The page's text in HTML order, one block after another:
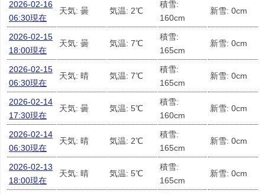
2026-02-16
06:30現在
天気: 曇 気温: 2℃
積雪:
160cm
新雪: 0cm
2026-02-15
18:00現在
天気: 曇 気温: 7℃
積雪:
165cm
新雪: 0cm
2026-02-15
06:30現在
天気: 晴 気温: 7℃
積雪:
165cm
新雪: 0cm
2026-02-14
17:30現在
天気: 曇 気温: 5℃
積雪:
160cm
新雪: 0cm
2026-02-14
06:30現在
天気: 晴 気温: 2℃
積雪:
165cm
新雪: 0cm
2026-02-13
18:00現在
天気: 晴 気温: 5℃
積雪:
165cm
新雪: 0cm